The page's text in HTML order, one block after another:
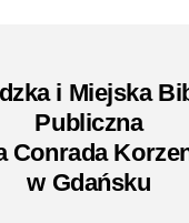
i Miejska
Publiczna
Conrada
w Gdańsku